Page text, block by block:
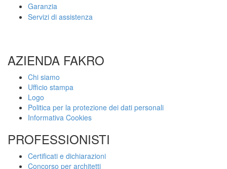
Garanzia
Servizi di assistenza
AZIENDA FAKRO
Chi siamo
Ufficio stampa
Logo
Politica per la protezione dei dati personali
Informativa Cookies
PROFESSIONISTI
Certificati e dichiarazioni
Concorso per architetti